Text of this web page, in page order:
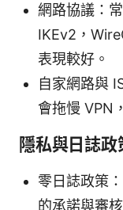
網路協議：
IKEv2，
表現較好。
自家網路與
會拖慢 VPN
隱私與日誌政
零日誌政策
的承諾與審